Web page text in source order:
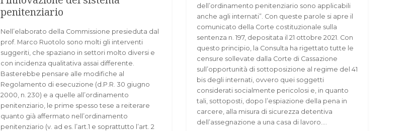
penitenziario
Nell’elaborato della Commissione presieduta dal
prof. Marco Ruotolo sono molti gli interventi
suggeriti, che spaziano in settori molto diversi e
con incidenza qualitativa assai differente.
Basterebbe pensare alle modifiche al
Regolamento di esecuzione (d.P.R. 30 giugno
2000, n. 230) e a quelle all’ordinamento
penitenziario, le prime spesso tese a reiterare
quanto già affermato nell’ordinamento
penitenziario (v. ad es. l’art.1 e soprattutto l’art. 2
dell’ordinamento penitenziario sono applicabili
anche agli internati”. Con queste parole si apre il
comunicato della Corte costituzionale sulla
sentenza n. 197, depositata il 21 ottobre 2021. Con
questo principio, la Consulta ha rigettato tutte le
censure sollevate dalla Corte di Cassazione
sull’opportunità di sottoposizione al regime del 41
bis degli internati, ovvero quei soggetti
considerati socialmente pericolosi e, in quanto
tali, sottoposti, dopo l’espiazione della pena in
carcere, alla misura di sicurezza detentiva
dell’assegnazione a una casa di lavoro.…